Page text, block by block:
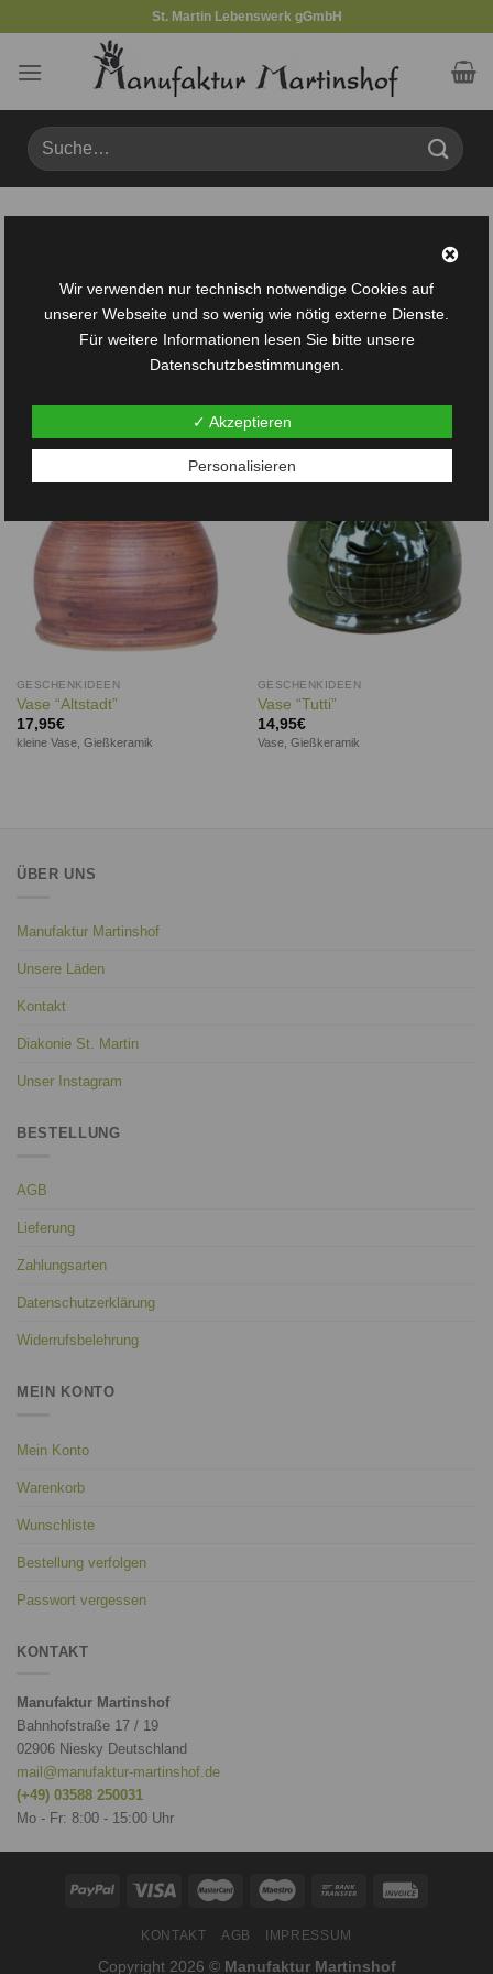
springen
St. Martin Lebenswerk gGmbH
Suche
nach:
Auf die
Wunschliste
GESCHENKIDEEN
Vase “Altstadt”
17,95€
kleine Vase, Gießkeramik
GESCHENKIDEEN
Vase “Tutti”
14,95€
Vase, Gießkeramik
ÜBER UNS
Manufaktur Martinshof
Unsere Läden
Kontakt
Diakonie St. Martin
Unser Instagram
BESTELLUNG
AGB
Lieferung
Zahlungsarten
Datenschutzerklärung
Widerrufsbelehrung
MEIN KONTO
Mein Konto
Warenkorb
Wunschliste
Bestellung verfolgen
Passwort vergessen
KONTAKT
Manufaktur Martinshof
Bahnhofstraße 17 / 19
02906 Niesky Deutschland
mail@manufaktur-martinshof.de
(+49) 03588 250031
Mo - Fr: 8:00 - 15:00 Uhr
KONTAKT AGB IMPRESSUM
Copyright 2026 © Manufaktur Martinshof
Wir verwenden nur technisch notwendige Cookies auf
unserer Webseite und so wenig wie nötig externe Dienste.
Für weitere Informationen lesen Sie bitte unsere
Datenschutzbestimmungen.
✓ Akzeptieren
Personalisieren